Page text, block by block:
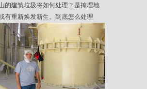
的建筑垃圾将如何处理？是掩埋地
有重新焕发新生。到底怎么处理